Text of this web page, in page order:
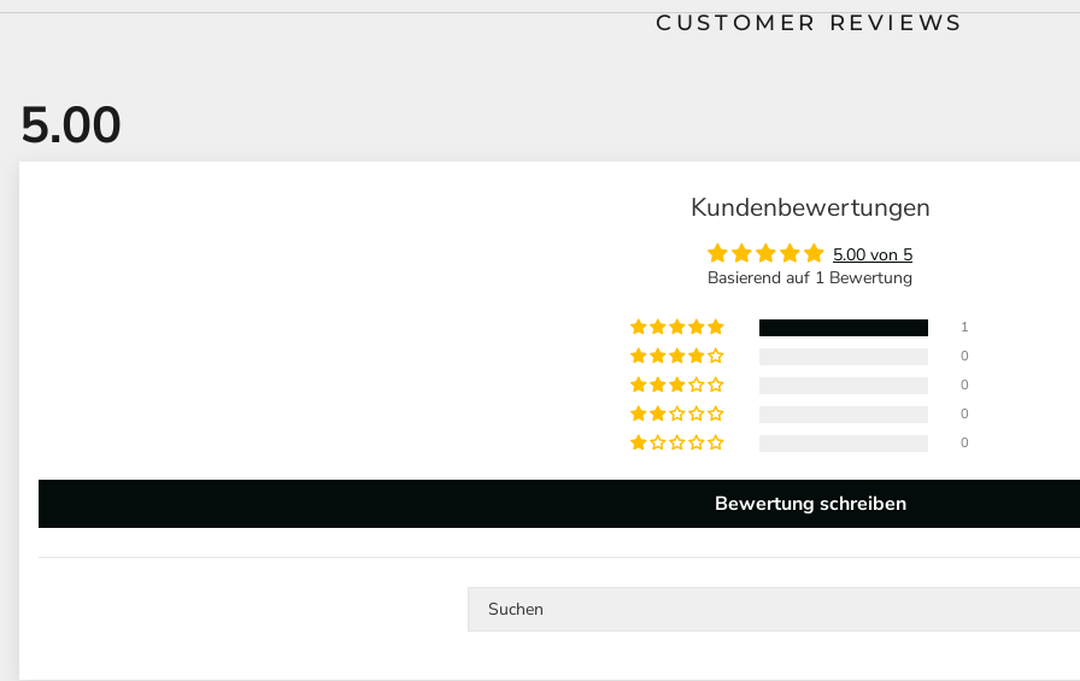
CUSTOMER REVIEWS
Kundenbewertungen
5.00 von 5
Basierend auf 1 Bewertung
1
0
0
0
0
Bewertung schreiben